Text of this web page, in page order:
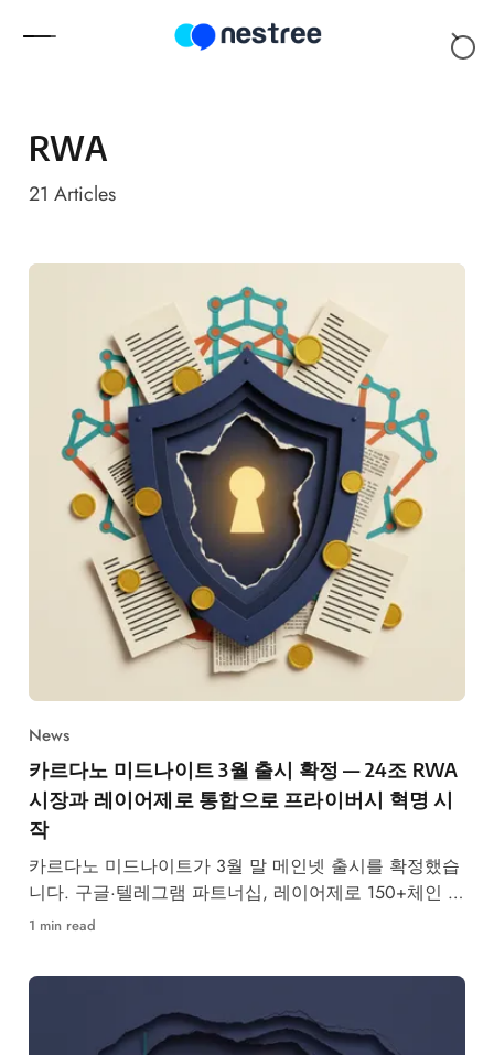
RWA
21 Articles
News
카르다노 미드나이트 3월 출시 확정 — 24조 RWA
시장과 레이어제로 통합으로 프라이버시 혁명 시
작
카르다노 미드나이트가 3월 말 메인넷 출시를 확정했습
니다. 구글·텔레그램 파트너십, 레이어제로 150+체인 연
결, ZK증명 기반 프라이버시로 360억 달러 RWA 시장
1 min read